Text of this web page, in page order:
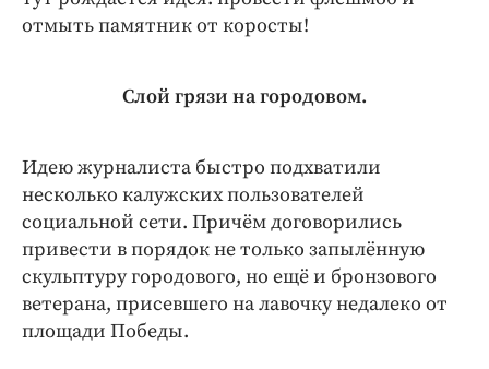
Интересное чтиво
Бренд года
отмыть памятник от коросты!
Слой грязи на городовом.
Идею журналиста быстро подхватили
несколько калужских пользователей
социальной сети. Причём договорились
привести в порядок не только запылённую
скульптуру городового, но ещё и бронзового
ветерана, присевшего на лавочку недалеко от
площади Победы.